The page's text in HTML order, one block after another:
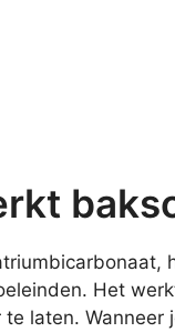
Het
te laten.